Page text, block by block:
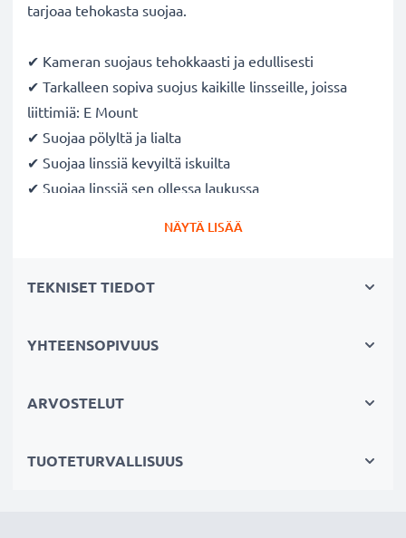
tarjoaa tehokasta suojaa.
✔ Kameran suojaus tehokkaasti ja edullisesti
✔ Tarkalleen sopiva suojus kaikille linsseille, joissa
liittimiä: E Mount
✔ Suojaa pölyltä ja lialta
✔ Suojaa linssiä kevyiltä iskuilta
✔ Suojaa linssiä sen ollessa laukussa
Väri: Musta
NÄYTÄ LISÄÄ
TEKNISET TIEDOT
YHTEENSOPIVUUS
ARVOSTELUT
TUOTETURVALLISUUS